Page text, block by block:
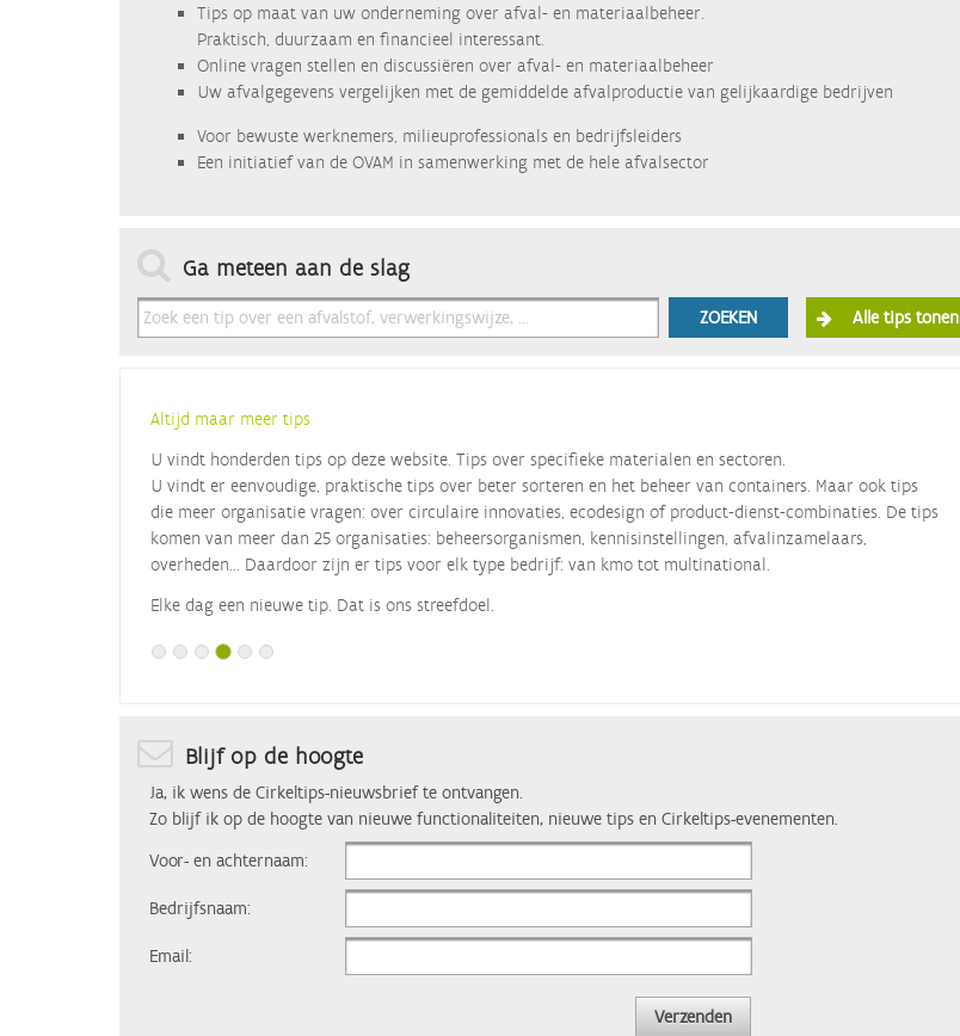
Tips op maat van uw onderneming over afval- en materiaalbeheer.
Praktisch, duurzaam en financieel interessant.
Online vragen stellen en discussiëren over afval- en materiaalbeheer
Uw afvalgegevens vergelijken met de gemiddelde afvalproductie van gelijkaardige bedrijven
Voor bewuste werknemers, milieuprofessionals en bedrijfsleiders
Een initiatief van de OVAM in samenwerking met de hele afvalsector
Ga meteen aan de slag
ZOEKEN Alle tips tonen
Altijd maar meer tips
U vindt honderden tips op deze website. Tips over specifieke materialen en sectoren.
U vindt er eenvoudige, praktische tips over beter sorteren en het beheer van containers. Maar ook tips
die meer organisatie vragen: over circulaire innovaties, ecodesign of product-dienst-combinaties. De tips
komen van meer dan 25 organisaties: beheersorganismen, kennisinstellingen, afvalinzamelaars,
overheden... Daardoor zijn er tips voor elk type bedrijf: van kmo tot multinational.
Elke dag een nieuwe tip. Dat is ons streefdoel.
Blijf op de hoogte
Ja, ik wens de Cirkeltips-nieuwsbrief te ontvangen.
Zo blijf ik op de hoogte van nieuwe functionaliteiten, nieuwe tips en Cirkeltips-evenementen.
Voor- en achternaam:
Bedrijfsnaam:
Email:
Verzenden